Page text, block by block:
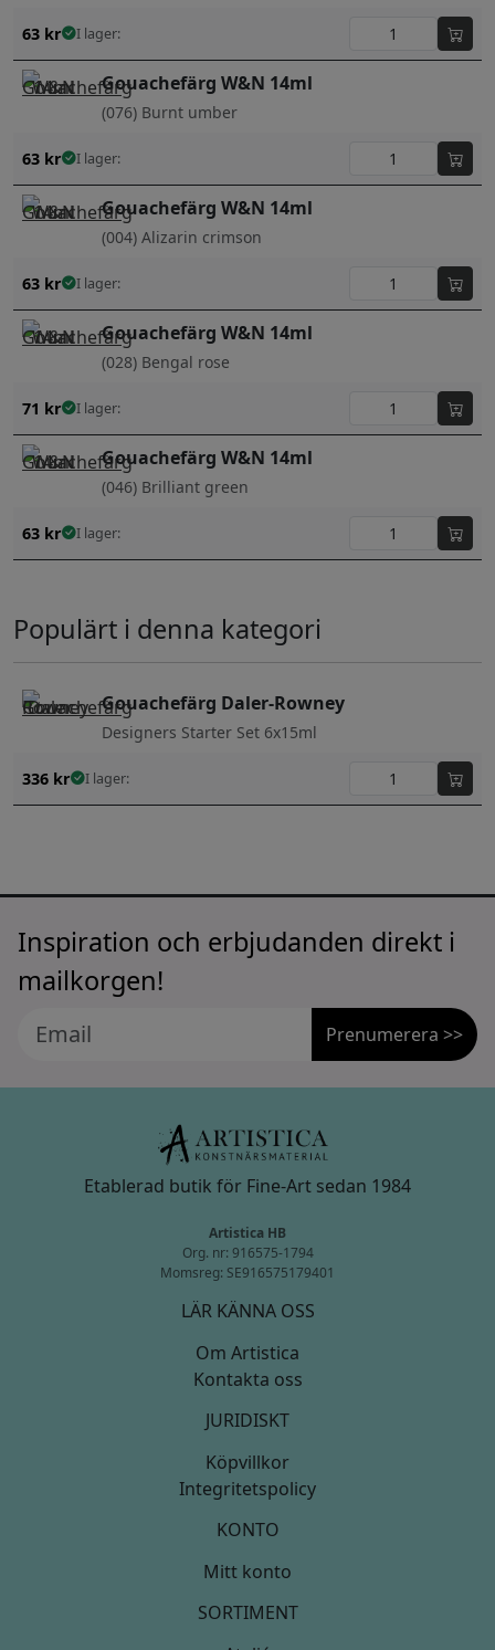
63 kr I lager:
Gouachefärg W&N 14ml
(076) Burnt umber
63 kr I lager:
Gouachefärg W&N 14ml
(004) Alizarin crimson
63 kr I lager:
Gouachefärg W&N 14ml
(028) Bengal rose
71 kr I lager:
Gouachefärg W&N 14ml
(046) Brilliant green
63 kr I lager:
Populärt i denna kategori
Gouachefärg Daler-Rowney
Designers Starter Set 6x15ml
336 kr I lager:
Inspiration och erbjudanden direkt i
mailkorgen!
Prenumerera >>
Etablerad butik för Fine-Art sedan 1984
Artistica HB
Org. nr: 916575-1794
Momsreg: SE916575179401
LÄR KÄNNA OSS
Om Artistica
Kontakta oss
JURIDISKT
Köpvillkor
Integritetspolicy
KONTO
Mitt konto
SORTIMENT